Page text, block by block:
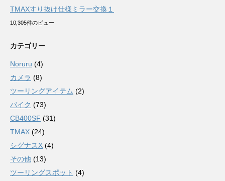
TMAXすり抜け仕様ミラー交換１
10,305件のビュー
カテゴリー
Noruru (4)
カメラ (8)
ツーリングアイテム (2)
バイク (73)
CB400SF (31)
TMAX (24)
シグナスX (4)
その他 (13)
ツーリングスポット (4)